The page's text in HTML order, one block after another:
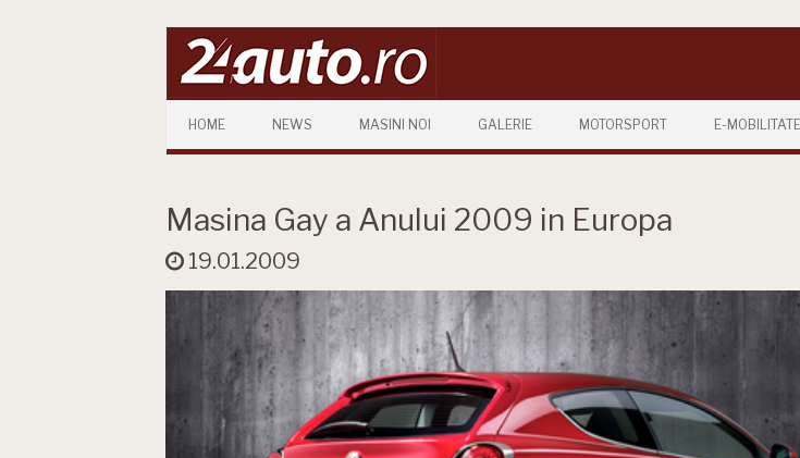
HOME NEWS MASINI NOI GALERIE MOTORSPORT E-MOBILITATE
Masina Gay a Anului 2009 in Europa
19.01.2009